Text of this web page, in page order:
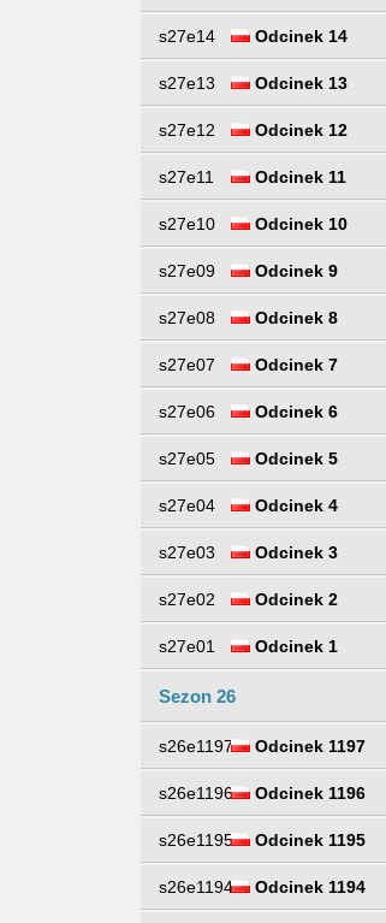
s27e14 Odcinek 14
s27e13 Odcinek 13
s27e12 Odcinek 12
s27e11 Odcinek 11
s27e10 Odcinek 10
s27e09 Odcinek 9
s27e08 Odcinek 8
s27e07 Odcinek 7
s27e06 Odcinek 6
s27e05 Odcinek 5
s27e04 Odcinek 4
s27e03 Odcinek 3
s27e02 Odcinek 2
s27e01 Odcinek 1
Sezon 26
s26e1197 Odcinek 1197
s26e1196 Odcinek 1196
s26e1195 Odcinek 1195
s26e1194 Odcinek 1194